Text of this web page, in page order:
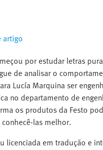
artigo
por estudar letras
de analisar o
Lucía Marquina ser
no departamento de
os produtos da Festo
las melhor.
licenciada em tradução e